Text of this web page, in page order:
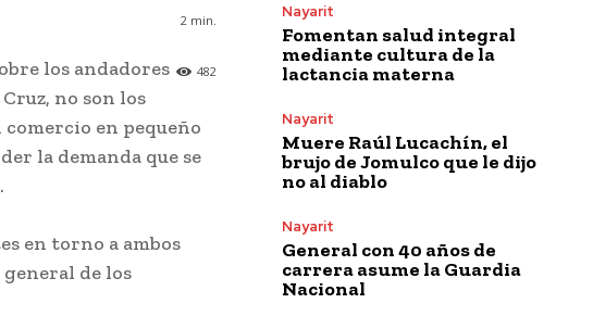
2 min.
482
los andadores
no son los
comercio en pequeño
la demanda que se
en torno a ambos
de los
Nayarit
Fomentan salud integral
mediante cultura de la
lactancia materna
Nayarit
Muere Raúl Lucachín, el
brujo de Jomulco que le dijo
no al diablo
Nayarit
General con 40 años de
carrera asume la Guardia
Nacional